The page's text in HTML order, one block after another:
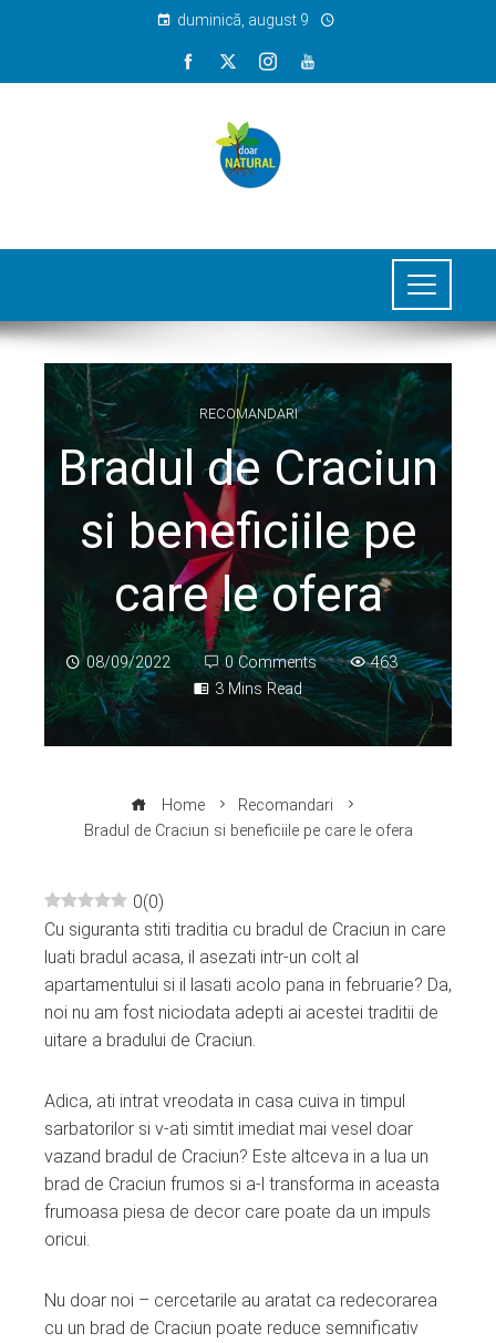
duminică, august 9
RECOMANDARI
Bradul de Craciun
si beneficiile pe
care le ofera
08/09/2022 0 Comments
463
3 Mins Read
Home
Recomandari
Bradul de Craciun si beneficiile pe care le ofera
0(0)
Cu siguranta stiti traditia cu bradul de Craciun in care
luati bradul acasa, il asezati intr-un colt al
apartamentului si il lasati acolo pana in februarie? Da,
noi nu am fost niciodata adepti ai acestei traditii de
uitare a bradului de Craciun.
Adica, ati intrat vreodata in casa cuiva in timpul
sarbatorilor si v-ati simtit imediat mai vesel doar
vazand bradul de Craciun? Este altceva in a lua un
brad de Craciun frumos si a-l transforma in aceasta
frumoasa piesa de decor care poate da un impuls
oricui.
Nu doar noi – cercetarile au aratat ca redecorarea
cu un brad de Craciun poate reduce semnificativ